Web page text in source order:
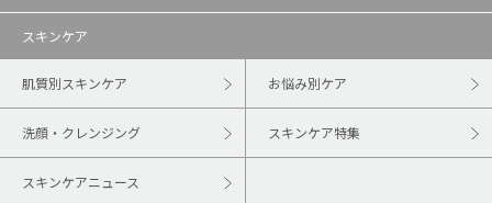
スキンケア
肌質別スキンケア お悩み別ケア
洗顔・クレンジング スキンケア特集
スキンケアニュース